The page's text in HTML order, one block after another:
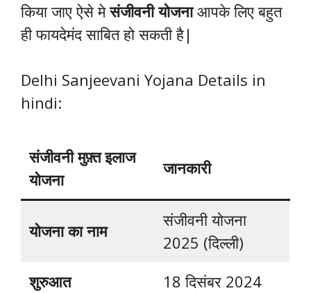
किया जाए ऐसे मेसंजीवनी योजनाआपके लिए बहुत
ही फायदेमंद साबित हो सकती है|
Delhi Sanjeevani Yojana Details in
hindi:
संजीवनी मुफ़्त इलाज
योजना
जानकारी
योजना का नाम
संजीवनी योजना
2025 (दिल्ली)
शुरुआत
18 दिसंबर 2024